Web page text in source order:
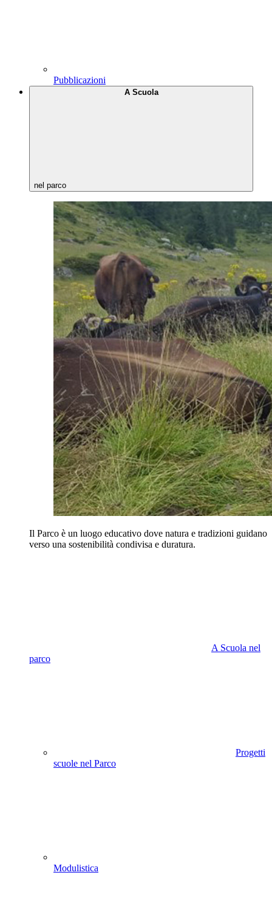
Pubblicazioni
A Scuola
nel parco
Il Parco è un luogo educativo dove natura e tradizioni guidano
verso una sostenibilità condivisa e duratura.
A Scuola nel
parco
Progetti
scuole nel Parco
Modulistica